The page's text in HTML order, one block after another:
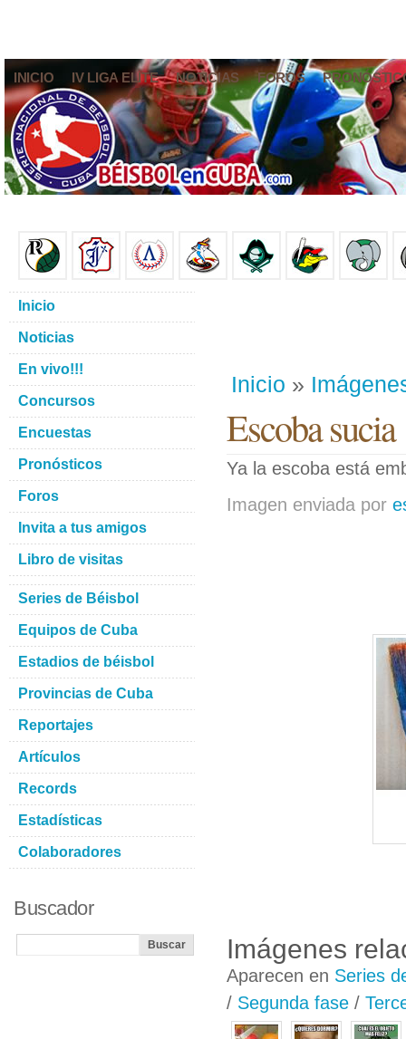
INICIO IV LIGA ELITE NOTICIAS FOROS
Inicio »
Escoba sucia
Ya la escoba está
Imagen enviada por
Imágenes
Aparecen en Series
/ Segunda fase /
Inicio
Noticias
En vivo!!!
Concursos
Encuestas
Pronósticos
Foros
Invita a tus amigos
Libro de visitas
Series de Béisbol
Equipos de Cuba
Estadios de béisbol
Provincias de Cuba
Reportajes
Artículos
Records
Estadísticas
Colaboradores
Buscador